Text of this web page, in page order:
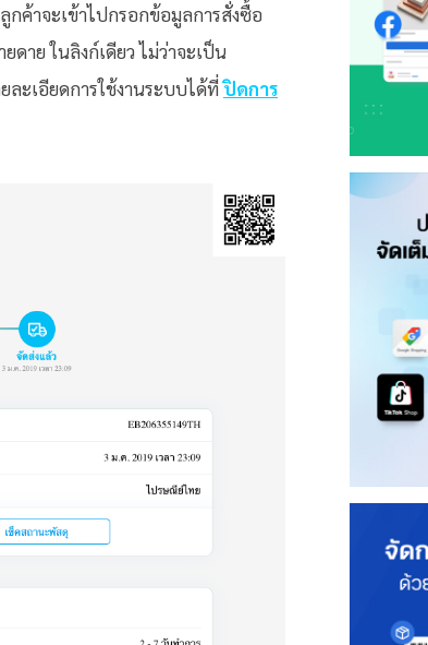
ค้าจะเข้าไปกรอกข้อมูลการสั่งซื้อ
ดาย ในลิงก์เดียว ไม่ว่าจะเป็น
ละเอียดการใช้งานระบบได้ที่ปิดการ